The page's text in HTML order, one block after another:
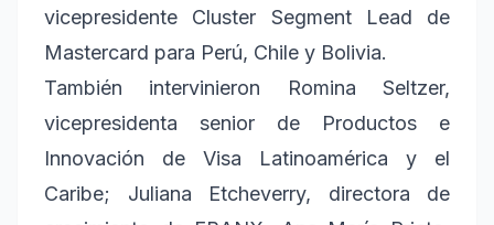
vicepresidente Cluster Segment Lead de
Mastercard para Perú, Chile y Bolivia.
También intervinieron Romina Seltzer,
vicepresidenta senior de Productos e
Innovación de Visa Latinoamérica y el
Caribe; Juliana Etcheverry, directora de